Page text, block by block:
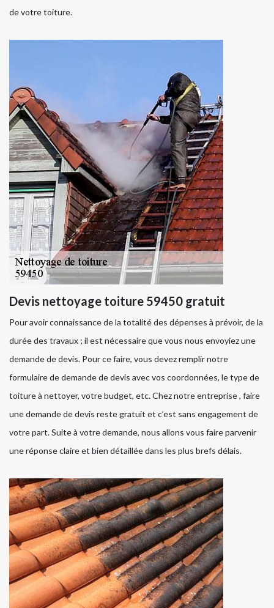
de votre toiture.
Devis nettoyage toiture 59450 gratuit
Pour avoir connaissance de la totalité des dépenses à prévoir, de la
durée des travaux ; il est nécessaire que vous nous envoyiez une
demande de devis. Pour ce faire, vous devez remplir notre
formulaire de demande de devis avec vos coordonnées, le type de
toiture à nettoyer, votre budget, etc. Chez notre entreprise , faire
une demande de devis reste gratuit et c’est sans engagement de
votre part. Suite à votre demande, nous allons vous faire parvenir
une réponse claire et bien détaillée dans les plus brefs délais.